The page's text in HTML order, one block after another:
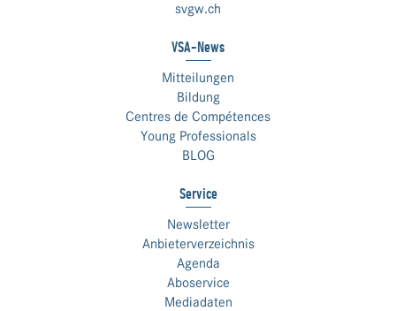
svgw.ch
VSA-News
Mitteilungen
Bildung
Centres de Compétences
Young Professionals
BLOG
Service
Newsletter
Anbieterverzeichnis
Agenda
Aboservice
Mediadaten